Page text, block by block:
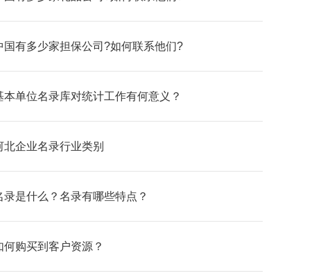
国有多少家担保公司?如何联系他们?
本单位名录库对统计工作有何意义？
北企业名录行业类别
录是什么？名录有哪些特点？
何购买到客户资源？